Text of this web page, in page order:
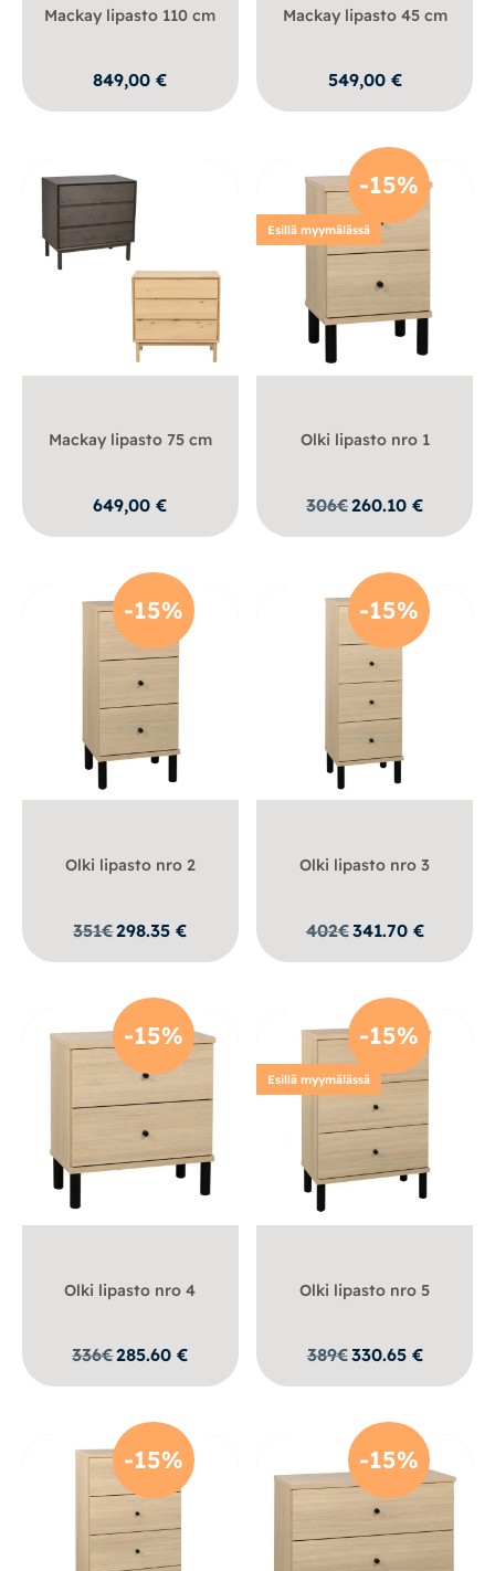
Mackay lipasto 110 cm
849,00€
Mackay lipasto 45 cm
549,00 €
Mackay lipasto 75 cm
649,00€
-15%
Esillä myymälässä
Olki lipasto nro 1
306€260.10€
-15%
Olki lipasto nro 2
351€298.35€
-15%
Olki lipasto nro 3
402€341.70 €
-15%
Olki lipasto nro 4
336€285.60€
-15%
Esillä myymälässä
Olki lipasto nro 5
389€330.65 €
-15% -15%